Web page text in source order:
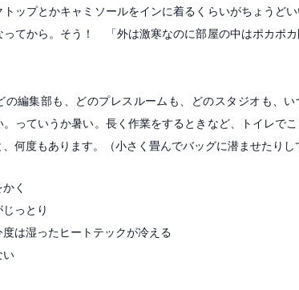
トップとかキャミソールをインに着るくらいがちょうど
ってから。そう！ 「外は激寒なのに部屋の中はポカポ
の編集部も、どのプレスルームも、どのスタジオも、い
っていうか暑い。長く作業をするときなど、トイレで
何度もあります。（小さく畳んでバッグに潜ませたりし
く
っとり
は湿ったヒートテックが冷える
い